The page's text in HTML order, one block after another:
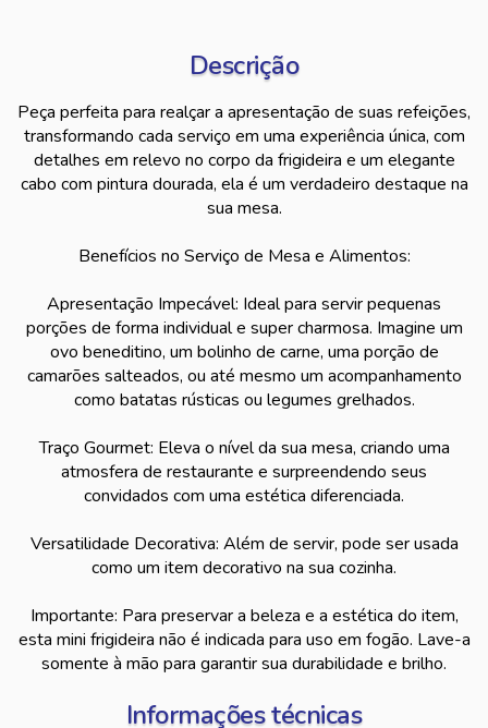
Descrição
Peça perfeita para realçar a apresentação de suas refeições,
transformando cada serviço em uma experiência única, com
detalhes em relevo no corpo da frigideira e um elegante
cabo com pintura dourada, ela é um verdadeiro destaque na
sua mesa.
Benefícios no Serviço de Mesa e Alimentos:
Apresentação Impecável: Ideal para servir pequenas
porções de forma individual e super charmosa. Imagine um
ovo beneditino, um bolinho de carne, uma porção de
camarões salteados, ou até mesmo um acompanhamento
como batatas rústicas ou legumes grelhados.
Traço Gourmet: Eleva o nível da sua mesa, criando uma
atmosfera de restaurante e surpreendendo seus
convidados com uma estética diferenciada.
Versatilidade Decorativa: Além de servir, pode ser usada
como um item decorativo na sua cozinha.
Importante: Para preservar a beleza e a estética do item,
esta mini frigideira não é indicada para uso em fogão. Lave-a
somente à mão para garantir sua durabilidade e brilho.
Informações técnicas